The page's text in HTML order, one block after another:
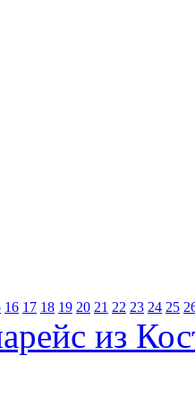
16 17 18 19 20 21 22 23 24 25
из